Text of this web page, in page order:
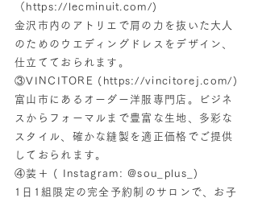
（ https://lecminuit.com/)
金沢市内のアトリエで肩の力を抜いた大人
のためのウエディングドレスをデザイン、
仕立てておられます。
③VINCITORE ( https://vincitorej.com/)
富山市にあるオーダー洋服専門店。ビジネ
スからフォーマルまで豊富な生地、多彩な
スタイル、確かな縫製を適正価格でご提供
しておられます。
④装＋ ( Instagram: @sou_plus_)
1日1組限定の完全予約制のサロンで、お子